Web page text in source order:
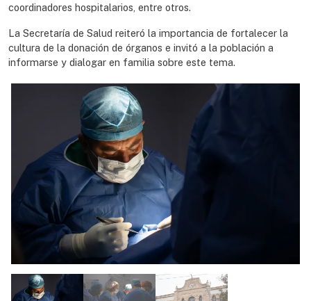
coordinadores hospitalarios, entre otros.
La Secretaría de Salud reiteró la importancia de fortalecer la
cultura de la donación de órganos e invitó a la población a
informarse y dialogar en familia sobre este tema.